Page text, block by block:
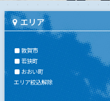
エリア
敦賀市
若狭町
おおい町
エリア絞込解除